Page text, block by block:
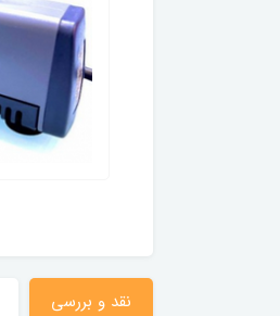
نقد و بررسی